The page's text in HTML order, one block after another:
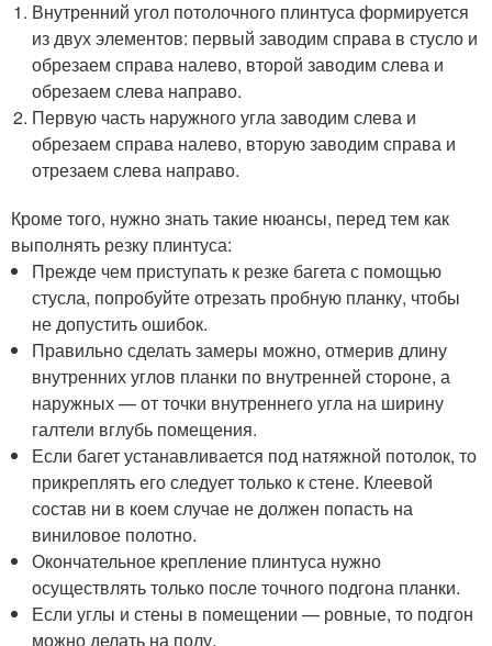
Внутренний угол потолочного плинтуса формируется
из двух элементов: первый заводим справа в стусло и
обрезаем справа налево, второй заводим слева и
обрезаем слева направо.
Первую часть наружного угла заводим слева и
обрезаем справа налево, вторую заводим справа и
отрезаем слева направо.
Кроме того, нужно знать такие нюансы, перед тем как
выполнять резку плинтуса:
Прежде чем приступать к резке багета с помощью
стусла, попробуйте отрезать пробную планку, чтобы
не допустить ошибок.
Правильно сделать замеры можно, отмерив длину
внутренних углов планки по внутренней стороне, а
наружных — от точки внутреннего угла на ширину
галтели вглубь помещения.
Если багет устанавливается под натяжной потолок, то
прикреплять его следует только к стене. Клеевой
состав ни в коем случае не должен попасть на
виниловое полотно.
Окончательное крепление плинтуса нужно
осуществлять только после точного подгона планки.
Если углы и стены в помещении — ровные, то подгон
можно делать на полу.